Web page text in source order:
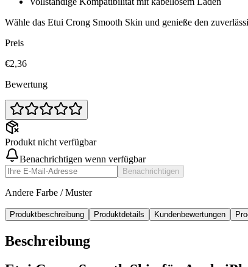
Wähle das Etui Crong Smooth Skin und genieße den
Preis
€2,36
Bewertung
Produkt nicht verfügbar
Benachrichtigen wenn verfügbar
Benachrichtigen
Andere Farbe / Muster
Produktbeschreibung Produktdetails Kundenbewertungen
Beschreibung